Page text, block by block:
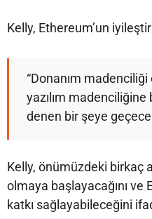
Kelly, Ethereum’un
“Donanım
yazılım
denen bir şeye
Kelly, önümüzdeki birkaç
olmaya başlayacağını ve
katkı sağlayabileceğini